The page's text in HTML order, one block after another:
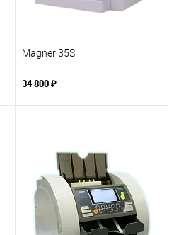
Magner 35S
34 800 ₽